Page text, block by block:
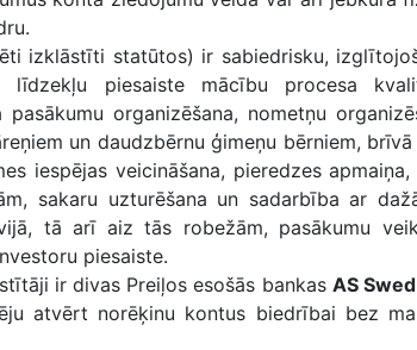
izklāstīti statūtos) ir sabiedrisku,
līdzekļu piesaiste mācību procesa
organizēšana, nometņu
un daudzbērnu ģimeņu bērniem,
iespējas veicināšana, pieredzes apmaiņa,
sakaru uzturēšana un sadarbība ar
tā arī aiz tās robežām, pasākumu
piesaiste.
ir divas Preiļos esošās bankas AS
atvērt norēķinu kontus biedrībai bez